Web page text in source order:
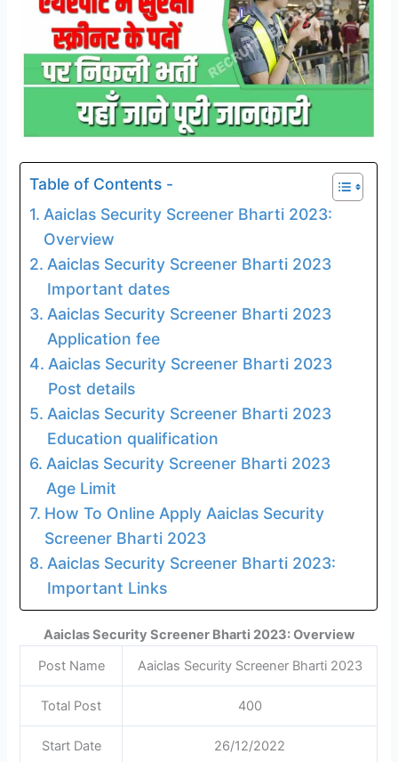
Table of Contents -
Aaiclas Security Screener Bharti 2023:
Overview
Aaiclas Security Screener Bharti 2023
Important dates
Aaiclas Security Screener Bharti 2023
Application fee
Aaiclas Security Screener Bharti 2023
Post details
Aaiclas Security Screener Bharti 2023
Education qualification
Aaiclas Security Screener Bharti 2023
Age Limit
How To Online Apply Aaiclas Security
Screener Bharti 2023
Aaiclas Security Screener Bharti 2023:
Important Links
Aaiclas Security Screener Bharti 2023: Overview
Post Name
Aaiclas Security Screener Bharti 2023
Total Post 400
Start Date 26/12/2022